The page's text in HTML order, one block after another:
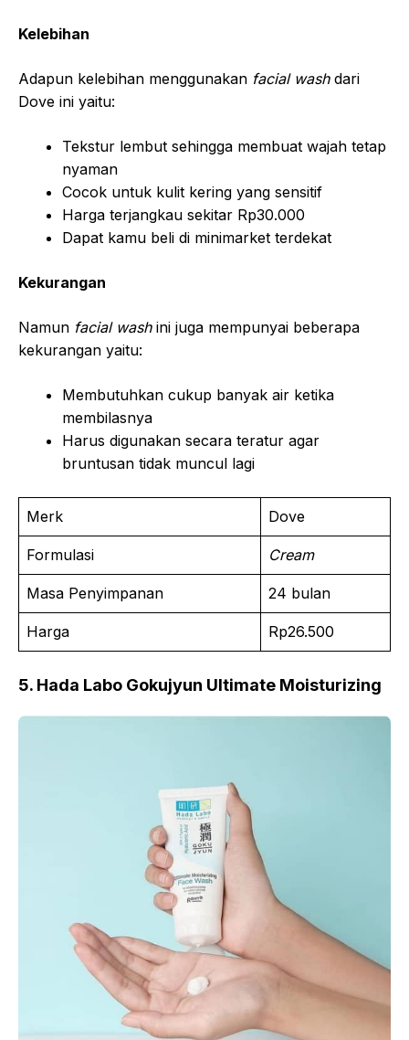
Kelebihan
Adapun kelebihan menggunakan facial washdari
Dove ini yaitu:
Tekstur lembut sehingga membuat wajah tetap
nyaman
Cocok untuk kulit kering yang sensitif
Harga terjangkau sekitar Rp30.000
Dapat kamu beli di minimarket terdekat
Kekurangan
Namun facial wash ini juga mempunyai beberapa
kekurangan yaitu:
Membutuhkan cukup banyak air ketika
membilasnya
Harus digunakan secara teratur agar
bruntusan tidak muncul lagi
Merk Dove
Formulasi Cream
Masa Penyimpanan 24 bulan
Harga Rp26.500
5. Hada Labo Gokujyun Ultimate Moisturizing